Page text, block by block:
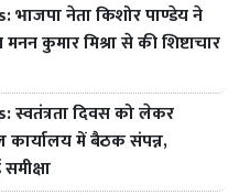
भाजपा नेता किशोर पाण्डेय ने
कुमार मिश्रा से की शिष्टाचार
स्वतंत्रता दिवस को लेकर
में बैठक संपन्न,